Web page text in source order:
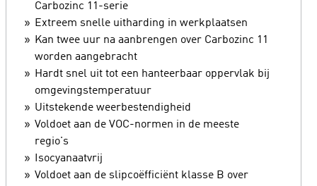
Carbozinc 11-serie
Extreem snelle uitharding in werkplaatsen
Kan twee uur na aanbrengen over Carbozinc 11
worden aangebracht
Hardt snel uit tot een hanteerbaar oppervlak bij
omgevingstemperatuur
Uitstekende weerbestendigheid
Voldoet aan de VOC-normen in de meeste
regio's
Isocyanaatvrij
Voldoet aan de slipcoëfficiënt klasse B over